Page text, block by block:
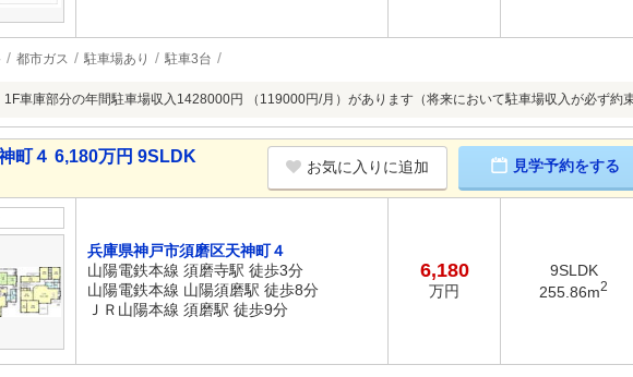
都市ガス 駐車場あり 駐車3台
1F車庫部分の年間駐車場収入1428000円 （119000円/月）があります（将来において駐車場収入が必ず約
町４ 6,180万円 9SLDK
お気に入りに追加 見学予約をする
兵庫県神戸市須磨区天神町４
山陽電鉄本線 須磨寺駅 徒歩3分
山陽電鉄本線 山陽須磨駅 徒歩8分
ＪＲ山陽本線 須磨駅 徒歩9分
6,180
万円
9SLDK
255.86m2